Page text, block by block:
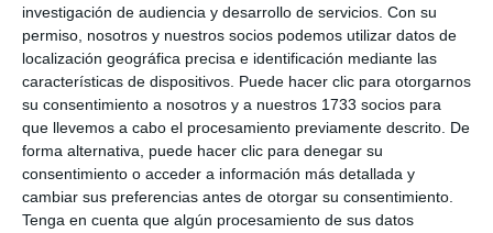
investigación de audiencia y desarrollo de servicios. Con su
permiso, nosotros y nuestros socios podemos utilizar datos de
localización geográfica precisa e identificación mediante las
características de dispositivos. Puede hacer clic para otorgarnos
su consentimiento a nosotros y a nuestros 1733 socios para
que llevemos a cabo el procesamiento previamente descrito. De
forma alternativa, puede hacer clic para denegar su
consentimiento o acceder a información más detallada y
cambiar sus preferencias antes de otorgar su consentimiento.
Tenga en cuenta que algún procesamiento de sus datos